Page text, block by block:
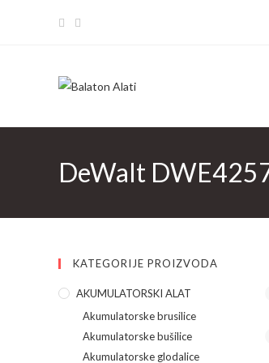
DeWalt
KATEGORIJE PROIZVODA
AKUMULATORSKI ALAT
Akumulatorske brusilice
Akumulatorske bušilice
Akumulatorske glodalice